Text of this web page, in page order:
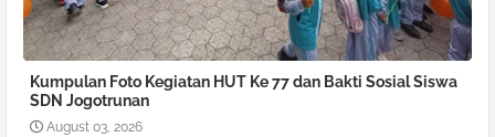
Kumpulan Foto Kegiatan HUT Ke 77 dan Bakti Sosial Siswa
SDN Jogotrunan
August 03, 2026